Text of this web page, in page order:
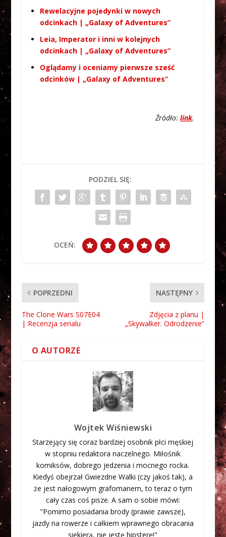
Rewelacyjne pojedynki w nowych
odcinkach | „Galaxy of Adventures”
Leia, Imperator i inni w kolejnych
odcinkach | „Galaxy of Adventures”
Oglądamy i oceniamy pierwsze sześć
odcinków | „Galaxy of Adventures”
Źródło:link.
PODZIEL SIĘ:
OCEŃ:
POPRZEDNI
The Clone Wars S07E04
| Recenzja serialu
NASTĘPNY
Zdjęcia z planu |
„Skywalker. Odrodzenie”
O AUTORZE
Wojtek Wiśniewski
Starzejący się coraz bardziej osobnik płci męskiej
w stopniu redaktora naczelnego. Miłośnik
komiksów, dobrego jedzenia i mocnego rocka.
Kiedyś obejrzał Gwiezdne Walki (czy jakoś tak), a
że jest nałogowym grafomanem, to teraz o tym
cały czas coś pisze. A sam o sobie mówi:
"Pomimo posiadania brody (prawie zawsze),
jazdy na rowerze i całkiem wprawnego obracania
siekierą, nie jestę hipsterę!"